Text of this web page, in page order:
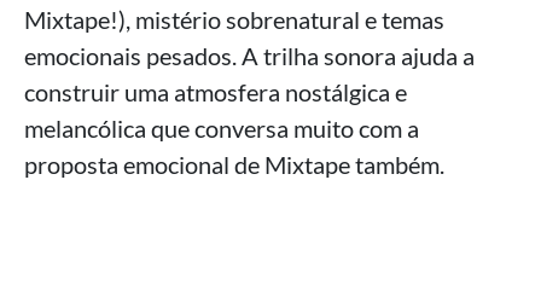
Mixtape!), mistério sobrenatural e temas
emocionais pesados. A trilha sonora ajuda a
construir uma atmosfera nostálgica e
melancólica que conversa muito com a
proposta emocional de Mixtape também.